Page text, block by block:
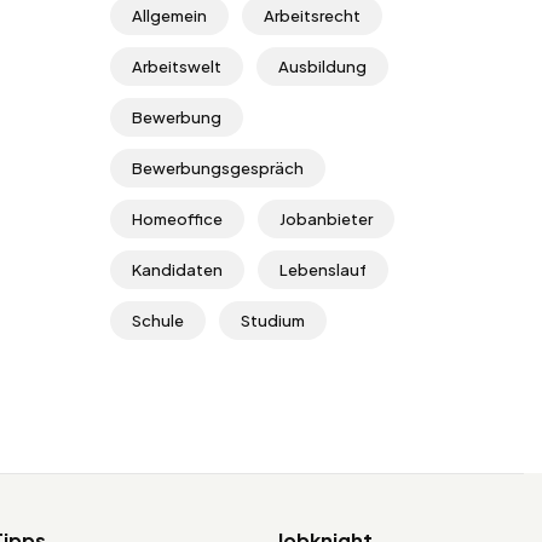
Allgemein Arbeitsrecht
Arbeitswelt Ausbildung
Bewerbung
Bewerbungsgespräch
Homeoffice Jobanbieter
Kandidaten Lebenslauf
Schule Studium